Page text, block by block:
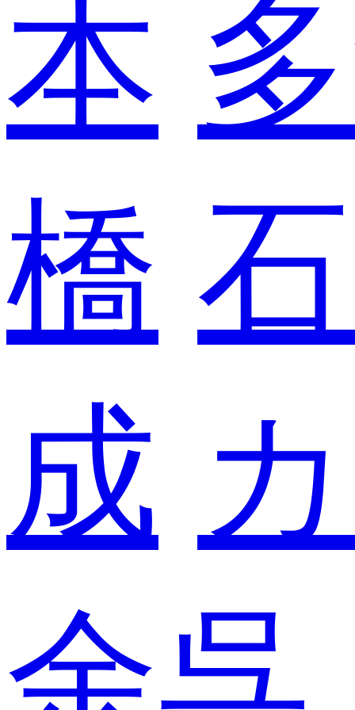
本
橋
成